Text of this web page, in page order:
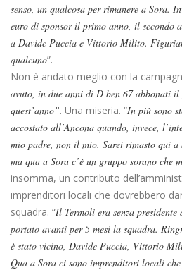
senso, un qualcosa per rimanere a Sora.
euro di sponsor il primo anno, il secondo
a Davide Puccia e Vittorio Milito.
qualcuno”.
Non è andato meglio con la
avuto, in due anni di D ben 67 abbonati
quest’anno”. Una miseria. “In più sono
accostato all’Ancona quando, invece,
mio padre, non il mio. Sarei rimasto qui a
ma qua a Sora c’è un gruppo sorano che
insomma, un contributo
imprenditori locali che dovrebbero
squadra. “Il Termoli era senza
portato avanti per 5 mesi la squadra.
è stato vicino, Davide Puccia, Vittorio
Qua a Sora ci sono imprenditori locali